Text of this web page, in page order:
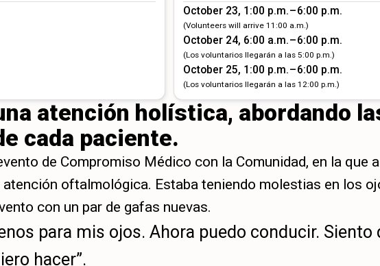
October 23, 1:00 p.m. – 6:00 p.m.
(Volunteers will arrive 11:00 a.m.)
October 24, 6:00 a.m. – 6:00 p.m.
(Los voluntarios llegarán a las 5:00 p.m.)
October 25, 1:00 p.m. – 6:00 p.m.
(Los voluntarios llegarán a las 12:00 p.m.)
atención holística, abordando
cada paciente.
de Compromiso Médico con la Comunidad, en la que
oftalmológica. Estaba teniendo molestias en los
con un par de gafas nuevas.
para mis ojos. Ahora puedo conducir.
hacer”.